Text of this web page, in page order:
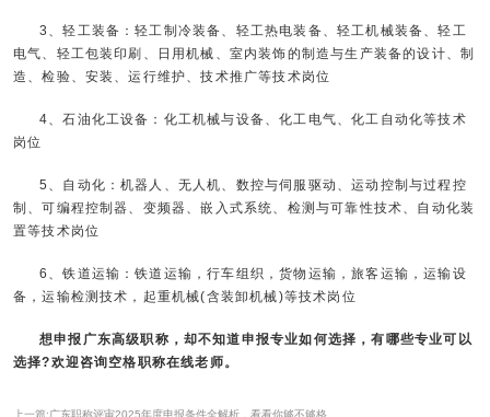
3、轻工装备：轻工制冷装备、轻工热电装备、轻工机械装备、轻工
电气、轻工包装印刷、日用机械、室内装饰的制造与生产装备的设计、制
造、检验、安装、运行维护、技术推广等技术岗位
4、石油化工设备：化工机械与设备、化工电气、化工自动化等技术
岗位
5、自动化：机器人、无人机、数控与伺服驱动、运动控制与过程控
制、可编程控制器、变频器、嵌入式系统、检测与可靠性技术、自动化装
置等技术岗位
6、铁道运输：铁道运输，行车组织，货物运输，旅客运输，运输设
备，运输检测技术，起重机械(含装卸机械)等技术岗位
想申报广东高级职称 ，却不知道申报专业如何选择，有哪些专业可以
选择?欢迎咨询空格职称在线老师。
上一篇:广东职称评审2025年度申报条件全解析，看看你够不够格